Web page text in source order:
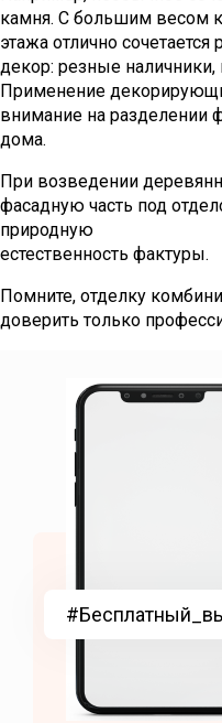
камня. С большим весом
этажа отлично
декор: резные
Применение
внимание на разделении
дома.
При возведении
фасадную часть под
природную
естественность фактуры.
Помните, отделку
доверить только